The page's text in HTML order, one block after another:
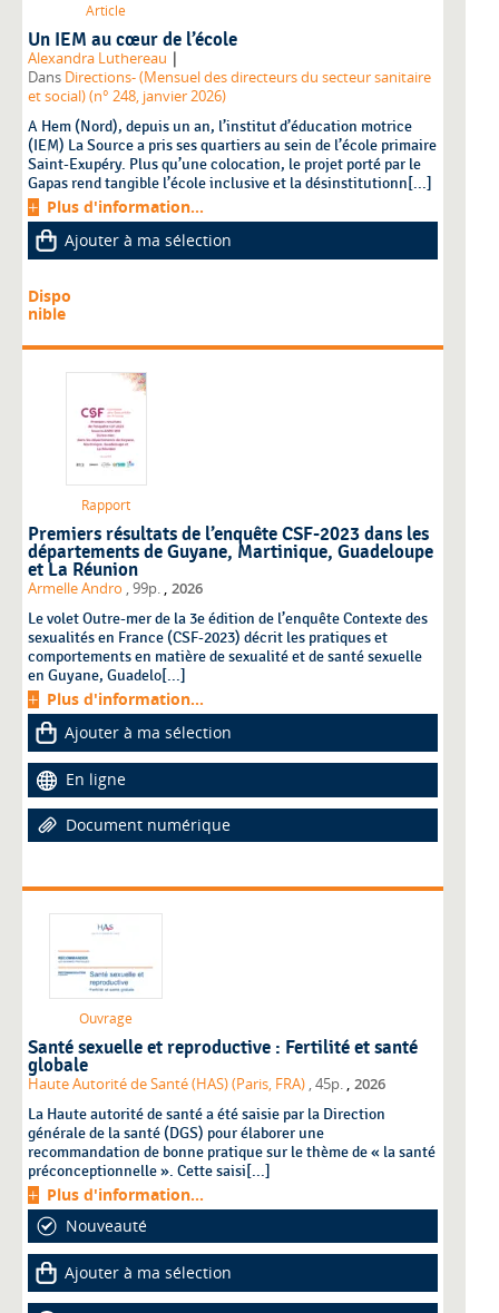
Article
Un IEM au cœur de l’école
Alexandra Luthereau |
Dans Directions- (Mensuel des directeurs du secteur sanitaire
et social) (n° 248, janvier 2026)
A Hem (Nord), depuis un an, l’institut d’éducation motrice
(IEM) La Source a pris ses quartiers au sein de l’école primaire
Saint-Exupéry. Plus qu’une colocation, le projet porté par le
Gapas rend tangible l’école inclusive et la désinstitutionn[...]
Plus d'information...
Ajouter à ma sélection
Dispo
nible
Rapport
Premiers résultats de l’enquête CSF-2023 dans les
départements de Guyane, Martinique, Guadeloupe
et La Réunion
Armelle Andro , 99p. , 2026
Le volet Outre-mer de la 3e édition de l’enquête Contexte des
sexualités en France (CSF-2023) décrit les pratiques et
comportements en matière de sexualité et de santé sexuelle
en Guyane, Guadelo[...]
Plus d'information...
Ajouter à ma sélection
En ligne
Document numérique
Ouvrage
Santé sexuelle et reproductive : Fertilité et santé
globale
Haute Autorité de Santé (HAS) (Paris, FRA) , 45p. , 2026
La Haute autorité de santé a été saisie par la Direction
générale de la santé (DGS) pour élaborer une
recommandation de bonne pratique sur le thème de « la santé
préconceptionnelle ». Cette saisi[...]
Plus d'information...
Nouveauté
Ajouter à ma sélection